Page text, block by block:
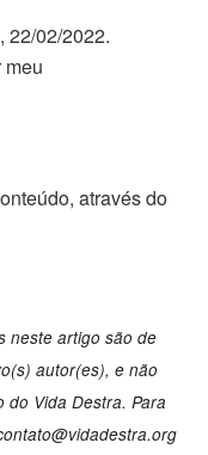
22/02/2022.
meu
através do
neste artigo são de
autor(es), e não
do Vida Destra. Para